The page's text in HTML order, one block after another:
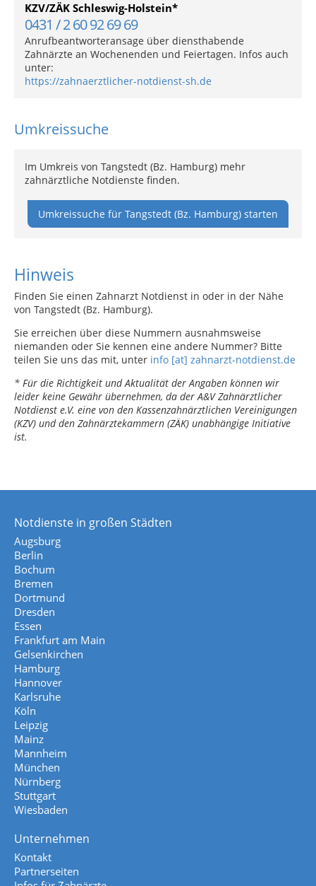
KZV/ZÄK Schleswig-Holstein*
0431 / 2 60 92 69 69
Anrufbeantworteransage über diensthabende
Zahnärzte an Wochenenden und Feiertagen. Infos auch
unter:
https://zahnaerztlicher-notdienst-sh.de
Umkreissuche
Im Umkreis von Tangstedt (Bz. Hamburg) mehr
zahnärztliche Notdienste finden.
Umkreissuche für Tangstedt (Bz. Hamburg) starten
Hinweis
Finden Sie einen Zahnarzt Notdienst in oder in der Nähe
von Tangstedt (Bz. Hamburg).
Sie erreichen über diese Nummern ausnahmsweise
niemanden oder Sie kennen eine andere Nummer? Bitte
teilen Sie uns das mit, unter info [at] zahnarzt-notdienst.de
* Für die Richtigkeit und Aktualität der Angaben können wir
leider keine Gewähr übernehmen, da der A&V Zahnärztlicher
Notdienst e.V. eine von den Kassenzahnärztlichen Vereinigungen
(KZV) und den Zahnärztekammern (ZÄK) unabhängige Initiative
ist.
Notdienste in großen Städten
Augsburg
Berlin
Bochum
Bremen
Dortmund
Dresden
Essen
Frankfurt am Main
Gelsenkirchen
Hamburg
Hannover
Karlsruhe
Köln
Leipzig
Mainz
Mannheim
München
Nürnberg
Stuttgart
Wiesbaden
Unternehmen
Kontakt
Partnerseiten